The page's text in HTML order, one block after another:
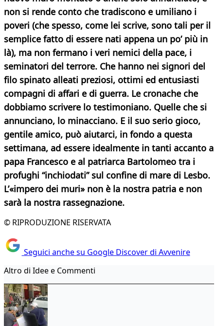
non si rende conto che tradiscono e umiliano i
poveri (che spesso, come lei scrive, sono tali per il
semplice fatto di essere nati appena un po’ più in
là), ma non fermano i veri nemici della pace, i
seminatori del terrore. Che hanno nei signori del
filo spinato alleati preziosi, ottimi ed entusiasti
compagni di affari e di guerra. Le cronache che
dobbiamo scrivere lo testimoniano. Quelle che si
annunciano, lo minacciano. E il suo serio gioco,
gentile amico, può aiutarci, in fondo a questa
settimana, ad essere idealmente in tanti accanto a
papa Francesco e al patriarca Bartolomeo tra i
profughi “inchiodati” sul confine di mare di Lesbo.
L’«impero dei muri» non è la nostra patria e non
sarà la nostra rassegnazione.
© RIPRODUZIONE RISERVATA
Seguici anche su Google Discover di Avvenire
Altro di Idee e Commenti